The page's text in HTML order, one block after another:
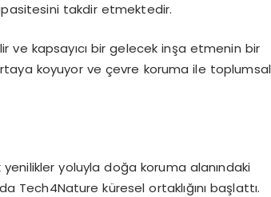
takdir etmektedir.
ve kapsayıcı bir gelecek inşa etmenin bir
koyuyor ve çevre koruma ile toplumsal
yoluyla doğa koruma alanındaki
Tech4Nature küresel ortaklığını başlattı.